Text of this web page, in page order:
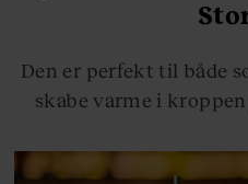
Den er perfekt til både
skabe varme i